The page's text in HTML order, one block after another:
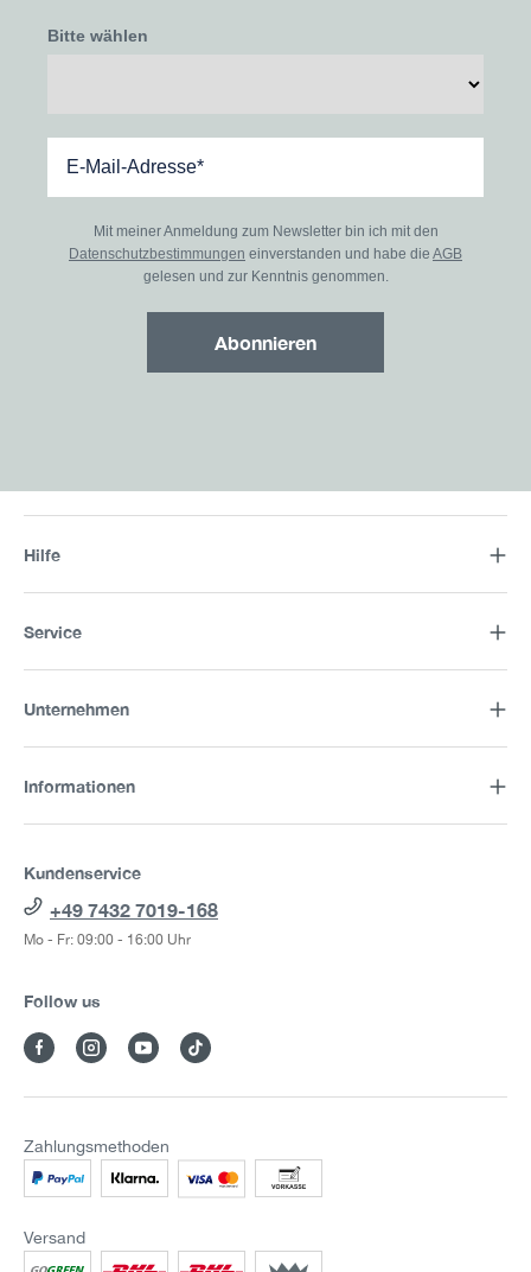
Bitte wählen
Mit meiner Anmeldung zum Newsletter bin ich mit den
Datenschutzbestimmungen einverstanden und habe die AGB
gelesen und zur Kenntnis genommen.
Abonnieren
Hilfe
Service
Unternehmen
Informationen
Kundenservice
+49 7432 7019-168
Mo - Fr: 09:00 - 16:00 Uhr
Follow us
Zahlungsmethoden
Versand